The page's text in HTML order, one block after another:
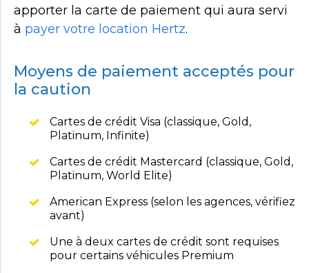
apporter la carte de paiement qui aura servi
à payer votre location Hertz.
Moyens de paiement acceptés pour
la caution
Cartes de crédit Visa (classique, Gold,
Platinum, Infinite)
Cartes de crédit Mastercard (classique, Gold,
Platinum, World Elite)
American Express (selon les agences, vérifiez
avant)
Une à deux cartes de crédit sont requises
pour certains véhicules Premium